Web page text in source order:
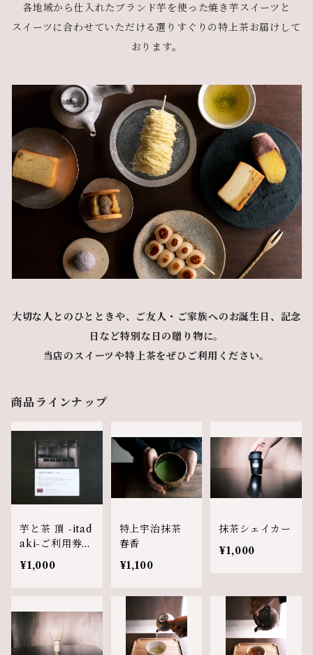
各地域から仕入れたブランド芋を使った焼き芋スイーツと
スイーツに合わせていただける選りすぐりの特上茶お届けして
おります。
大切な人とのひとときや、ご友人・ご家族へのお誕生日、記念
日など特別な日の贈り物に。
当店のスイーツや特上茶をぜひご利用ください。
商品ラインナップ
芋と茶 頂 -itad
aki-ご利用券
（1,000円）
¥1,000
特上宇治抹茶
春香
¥1,100
抹茶シェイカー
¥1,000